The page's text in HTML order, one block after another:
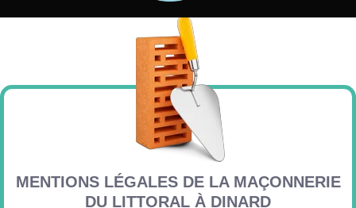
MENTIONS LÉGALES DE LA MAÇONNERIE
DU LITTORAL À DINARD